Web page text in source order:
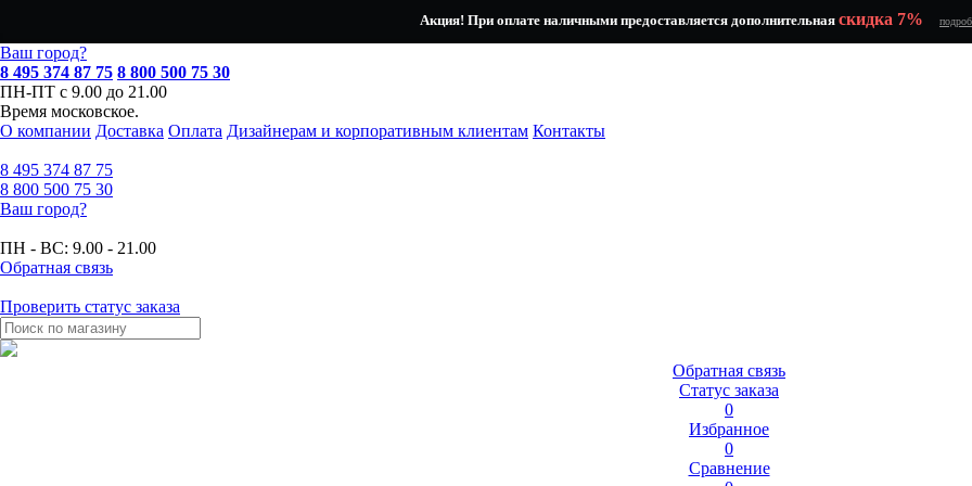
Акция! При оплате наличными предоставляется дополнительная скидка 7%
Ваш город?
8 495 374 87 75 8 800 500 75 30
ПН-ПТ с 9.00 до 21.00
Время московское.
О компании Доставка Оплата Дизайнерам и корпоративным клиентам Контакты
8 495 374 87 75
8 800 500 75 30
Ваш город?
ПН - ВС: 9.00 - 21.00
Обратная связь
Проверить статус заказа
Обратная связь
Статус заказа
0
Избранное
0
Сравнение